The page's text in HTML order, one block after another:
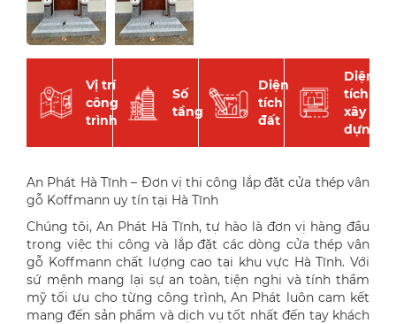
Vị trí
công
trình
Số
tầng
Diện
tích
đất
Diện
tích
xây
dựng
An Phát Hà Tĩnh – Đơn vị thi công lắp đặt cửa thép vân
gỗ Koffmann uy tín tại Hà Tĩnh
Chúng tôi, An Phát Hà Tĩnh, tự hào là đơn vị hàng đầu
trong việc thi công và lắp đặt các dòng cửa thép vân
gỗ Koffmann chất lượng cao tại khu vực Hà Tĩnh. Với
sứ mệnh mang lại sự an toàn, tiện nghi và tính thẩm
mỹ tối ưu cho từng công trình, An Phát luôn cam kết
mang đến sản phẩm và dịch vụ tốt nhất đến tay khách